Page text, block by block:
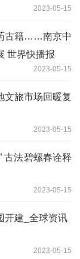
2023-05-15
古籍……南京中
世界快播报
2023-05-15
旅市场回暖复
2023-05-15
古法碧螺春诠释
2023-05-15
开建_全球资讯
2023-05-15